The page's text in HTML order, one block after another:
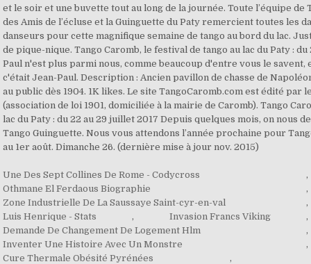
et le soir et une buvette tout au long de la journée. Toute l’équipe de
des Amis de l’écluse et la Guinguette du Paty remercient toutes les
danseurs pour cette magnifique semaine de tango au bord du lac.
de pique-nique. Tango Caromb, le festival de tango au lac du Paty :
Paul n'est plus parmi nous, comme beaucoup d'entre vous le savent,
c'était Jean-Paul. Description : Ancien pavillon de chasse de
au public dès 1904. 1K likes. Le site TangoCaromb.com est édité par
(association de loi 1901, domiciliée à la mairie de Caromb). Tango
lac du Paty : du 22 au 29 juillet 2017 Depuis quelques mois, on nous
Tango Guinguette. Nous vous attendons l’année prochaine pour
au 1er août. Dimanche 26. (dernière mise à jour nov. 2015)
Une Des Sept Collines De Rome - Codycross
,
Othmane El Ferdaous Biographie
,
Zone Industrielle De La Saussaye Saint-cyr-en-val
,
Luis Henrique - Stats
, Invasion Francs Viking
,
Demande De Changement De Logement Hlm
,
Inventer Une Histoire Avec Un Monstre
,
Cure Thermale Obésité Pyrénées
,